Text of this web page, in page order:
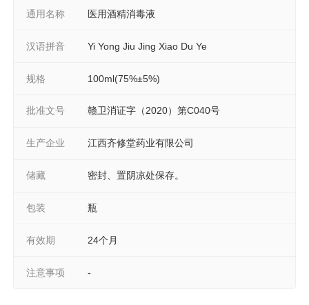
通用名称 医用酒精消毒液
汉语拼音 Yi Yong Jiu Jing Xiao Du Ye
规格 100ml(75%±5%)
批准文号 赣卫消证字（2020）第C040号
生产企业 江西齐修堂药业有限公司
储藏 密封、置阴凉处保存。
包装 瓶
有效期 24个月
注意事项 -